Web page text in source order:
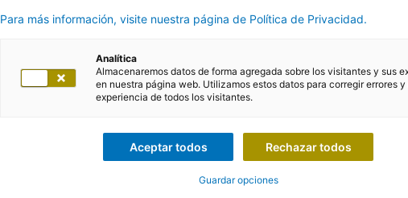
Para más información, visite nuestra página de Política de Privacidad.
Analítica
Almacenaremos datos de forma agregada sobre los visitantes y sus
en nuestra página web. Utilizamos estos datos para corregir errores y
experiencia de todos los visitantes.
Aceptar todos Rechazar todos
Guardar opciones